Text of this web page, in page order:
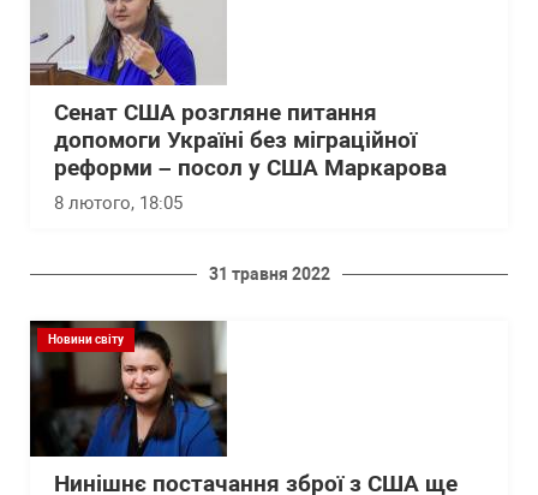
Сенат США розгляне питання
допомоги Україні без міграційної
реформи – посол у США Маркарова
8 лютого, 18:05
31 травня 2022
Новини світу
Нинішнє постачання зброї з США ще